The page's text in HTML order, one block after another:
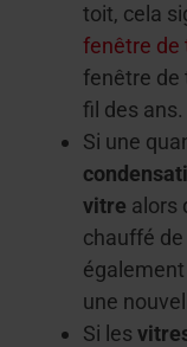
toit, cela
fenêtre de
fenêtre de
fil des ans.
Si une
vitre alors
chauffé
une
Si les